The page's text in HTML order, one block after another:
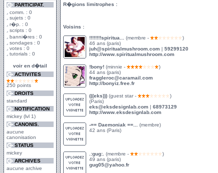
PARTICIPAT.
comm. : 0
sujets : 0
r�p. : 0
scripts : 0
banni�res : 0
sondages : 0
votes : 0
tutorials : 0
voir en d�tail
ACTIVITES
250 points
DROITS
standard
NOTIFICATION
mickey (lvl 1)
CANONIS.
aucune
canonisation
STATUS
mickey
ARCHIVES
aucune archive
R�gions limitrophes :
Voisins :
!!!!!!!!spiritua...
(membre -
)
46 ans (paris)
juh@spiritualmushroom.com | 59299120
http://www.spiritualmushroom.com
!bony! (minnie -
)
44 ans (paris)
fraggleroc@caramail.com
http://bonyiz.free.fr
(((eks))) (guest star -
)
(Paris)
eks@eksdesignlab.com | 68973129
http://www.eksdesignlab.com
-== Daemoniak ==...
(membre)
42 ans (Paris)
.:gug:. (membre -
)
49 ans (paris)
gug05@yahoo.fr